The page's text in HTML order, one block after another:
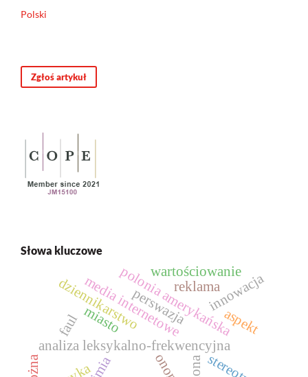
Polski
Zgłoś artykuł
Słowa kluczowe
analiza leksykalno-frekwencyjna
polonia amerykańska
miasto
innowacja
media internetowe
dziennikarstwoperswazjareklama
aspekt
wartościowanie
faul